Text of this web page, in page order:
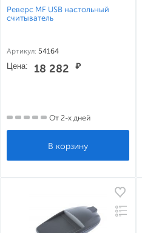
Реверс MF USB настольный
считыватель
Артикул: 54164
Цена: 18 282 ₽
От 2-х дней